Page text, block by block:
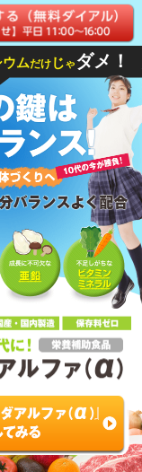
ムだけじゃ ダメ！